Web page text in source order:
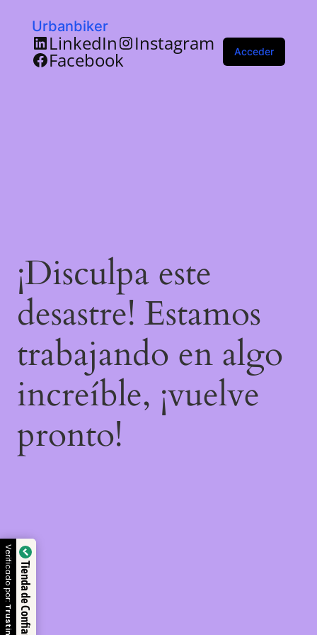
Urbanbiker
LinkedIn Instagram
Facebook Acceder
¡Disculpa este
desastre! Estamos
trabajando en algo
increíble, ¡vuelve
pronto!
Tienda de Confianza
Verificado por: